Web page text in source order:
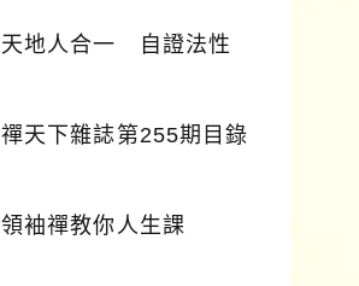
天地人合一 自證法性
禪天下雜誌第255期目錄
領袖禪教你人生課